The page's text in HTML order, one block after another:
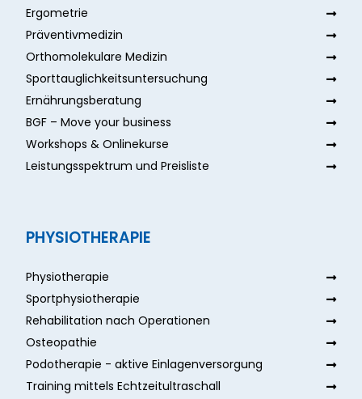
Ergometrie
Präventivmedizin
Orthomolekulare Medizin
Sporttauglichkeitsuntersuchung
Ernährungsberatung
BGF – Move your business
Workshops & Onlinekurse
Leistungsspektrum und Preisliste
PHYSIOTHERAPIE
Physiotherapie
Sportphysiotherapie
Rehabilitation nach Operationen
Osteopathie
Podotherapie - aktive Einlagenversorgung
Training mittels Echtzeitultraschall